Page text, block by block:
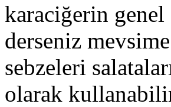
karaciğerin genel
derseniz
sebzeleri
olarak